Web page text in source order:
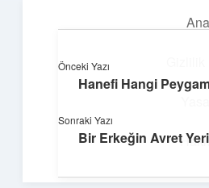
Huzurlu
Hayatına ferahlık
Önceki Yazı
Hanefi Hangi
Sonraki Yazı
Bir Erkeğin Avret